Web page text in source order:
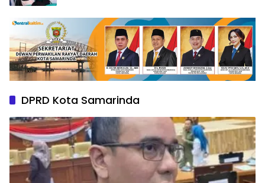
DPRD Kota Samarinda